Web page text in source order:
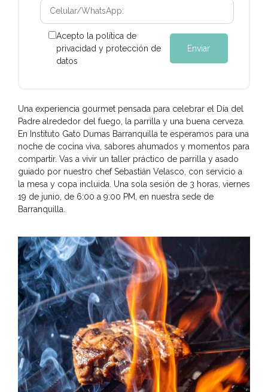
Acepto la política de
privacidad y protección de
datos
Una experiencia gourmet pensada para celebrar el Día del
Padre alrededor del fuego, la parrilla y una buena cerveza.
En Instituto Gato Dumas Barranquilla te esperamos para una
noche de cocina viva, sabores ahumados y momentos para
compartir. Vas a vivir un taller práctico de parrilla y asado
guiado por nuestro chef Sebastián Velasco, con servicio a
la mesa y copa incluida. Una sola sesión de 3 horas, viernes
19 de junio, de 6:00 a 9:00 PM, en nuestra sede de
Barranquilla.